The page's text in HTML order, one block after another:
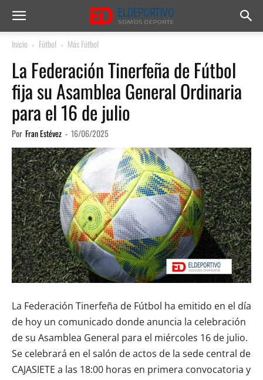
Inicio Fútbol Más Fútbol
La Federación Tinerfeña de Fútbol
fija su Asamblea General Ordinaria
para el 16 de julio
Por Fran Estévez - 16/06/2025
La Federación Tinerfeña de Fútbol ha emitido en el día
de hoy un comunicado donde anuncia la celebración
de su Asamblea General para el miércoles 16 de julio.
Se celebrará en el salón de actos de la sede central de
CAJASIETE a las 18:00 horas en primera convocatoria y